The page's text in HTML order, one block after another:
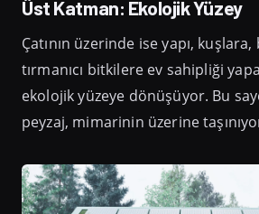
Üst Katman: Ekolojik Yüzey
Çatının üzerinde ise yapı,
tırmanıcı bitkilere ev sahipliği
ekolojik yüzeye dönüşüyor. Bu
peyzaj, mimarinin üzerine